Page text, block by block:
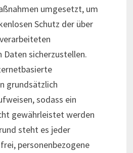
umgesetzt, um
Schutz der über
Daten sicherzustellen.
grundsätzlich
sodass ein
gewährleistet werden
steht es jeder
personenbezogene